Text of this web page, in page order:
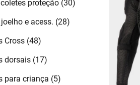
proteção (30)
e acess. (28)
Cross (48)
dorsais (17)
para criança (5)